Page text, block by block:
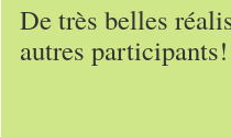
De très belles
autres participants!